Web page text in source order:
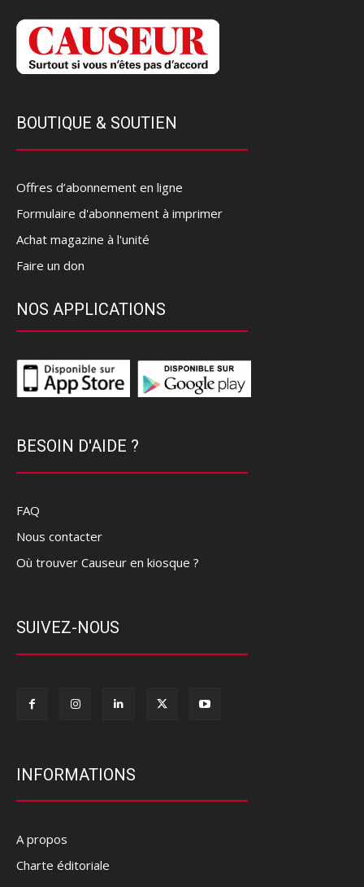
BOUTIQUE & SOUTIEN
Offres d’abonnement en ligne
Formulaire d'abonnement à imprimer
Achat magazine à l'unité
Faire un don
NOS APPLICATIONS
BESOIN D'AIDE ?
FAQ
Nous contacter
Où trouver Causeur en kiosque ?
SUIVEZ-NOUS
INFORMATIONS
A propos
Charte éditoriale